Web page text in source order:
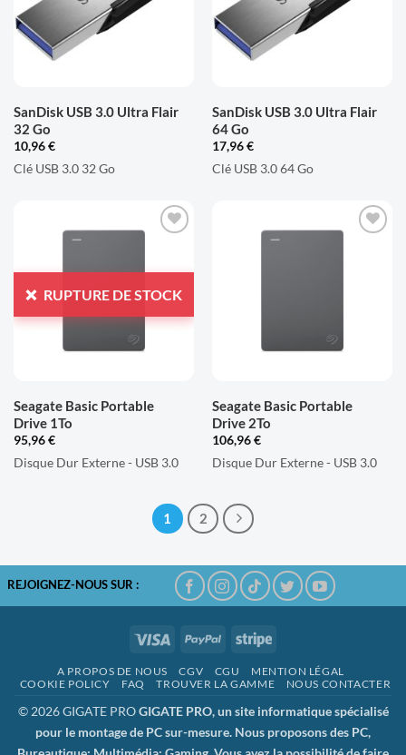
SanDisk USB 3.0 Ultra Flair
32 Go
10,96€
Clé USB 3.0 32 Go
SanDisk USB 3.0 Ultra Flair
64 Go
17,96€
Clé USB 3.0 64 Go
D'ENVIES
RUPTURE DE STOCK
Seagate Basic Portable
Drive 1To
95,96€
Disque Dur Externe - USB 3.0
Seagate Basic Portable
Drive 2To
106,96€
Disque Dur Externe - USB 3.0
1 2
REJOIGNEZ-NOUS SUR :
Visa PayPal Stripe
A PROPOS DE NOUS CGV CGU
MENTION LÉGAL
COOKIE POLICY
FAQ TROUVER LA GAMME NOUS CONTACTER
© 2026 GIGATE PROGIGATE PRO, un site informatique spécialisé
pour le montage de PC sur-mesure. Nous proposons des PC,